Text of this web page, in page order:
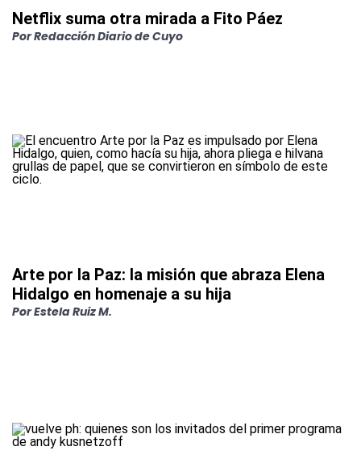
Netflix suma otra mirada a Fito Páez
PorRedacción Diario de Cuyo
Arte por la Paz: la misión que abraza Elena
Hidalgo en homenaje a su hija
PorEstela Ruiz M.